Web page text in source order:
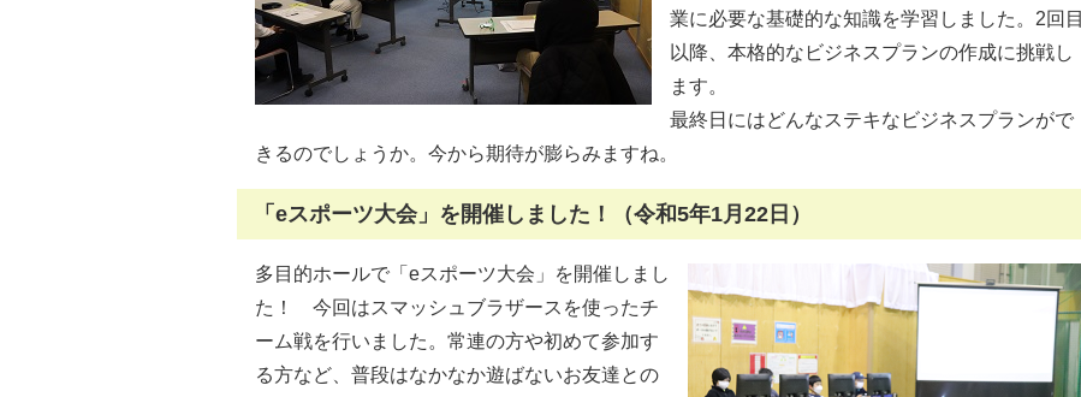
業に必要な基礎的な知識を学習しました。2回目
以降、本格的なビジネスプランの作成に挑戦し
ます。
最終日にはどんなステキなビジネスプランがで
きるのでしょうか。今から期待が膨らみますね。
「eスポーツ大会」を開催しました！（令和5年1月22日）
多目的ホールで「eスポーツ大会」を開催しまし
た！ 今回はスマッシュブラザースを使ったチ
ーム戦を行いました。常連の方や初めて参加す
る方など、普段はなかなか遊ばないお友達との